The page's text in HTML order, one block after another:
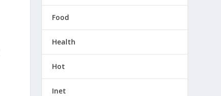
Food
Health
Hot
Inet